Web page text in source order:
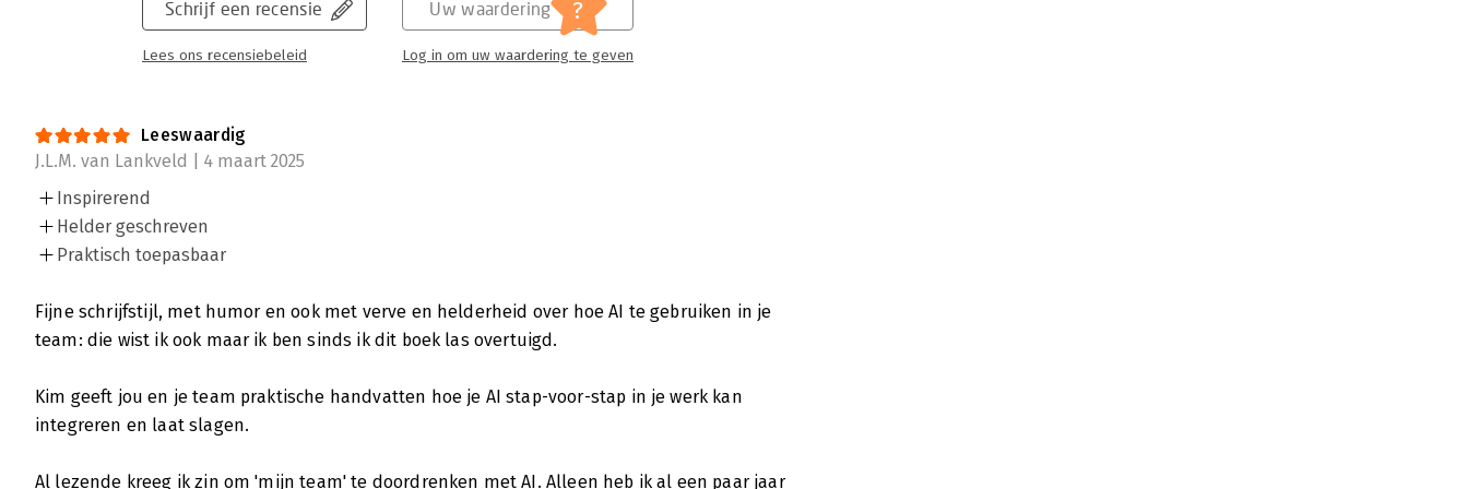
Schrijf een recensie
Lees ons recensiebeleid
Uw waardering ?
Log in om uw waardering te geven
Leeswaardig
J.L.M. van Lankveld | 4 maart 2025
Inspirerend
Helder geschreven
Praktisch toepasbaar
Fijne schrijfstijl, met humor en ook met verve en helderheid over hoe AI te gebruiken in je
team: die wist ik ook maar ik ben sinds ik dit boek las overtuigd.
Kim geeft jou en je team praktische handvatten hoe je AI stap-voor-stap in je werk kan
integreren en laat slagen.
Al lezende kreeg ik zin om 'mijn team' te doordrenken met AI. Alleen heb ik al een paar jaar